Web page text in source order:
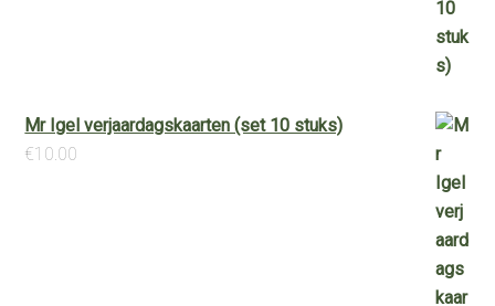
Mr Igel verjaardagskaarten (set 10 stuks)
€10.00